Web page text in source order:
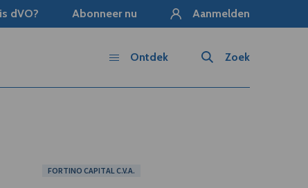
dVO? Abonneer nu Aanmelden
Zoek
Ontdek
FORTINO CAPITAL C.V.A.